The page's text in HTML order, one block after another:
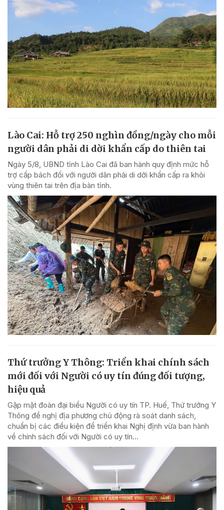
Lào Cai: Hỗ trợ 250 nghìn đồng/ngày cho mỗi
người dân phải di dời khẩn cấp do thiên tai
Ngày 5/8, UBND tỉnh Lào Cai đã ban hành quy định mức hỗ
trợ cấp bách đối với người dân phải di dời khẩn cấp ra khỏi
vùng thiên tai trên địa bàn tỉnh.
Thứ trưởng Y Thông: Triển khai chính sách
mới đối với Người có uy tín đúng đối tượng,
hiệu quả
Gặp mặt đoàn đại biểu Người có uy tín TP. Huế, Thứ trưởng Y
Thông đề nghị địa phương chủ động rà soát danh sách,
chuẩn bị các điều kiện để triển khai Nghị định vừa ban hành
về chính sách đối với Người có uy tín...